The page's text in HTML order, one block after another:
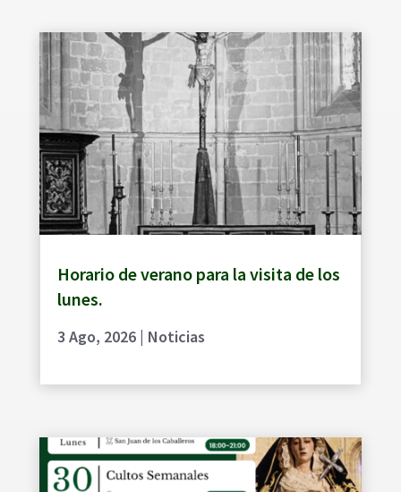
Horario de verano para la visita de los
lunes.
3 Ago, 2026| Noticias